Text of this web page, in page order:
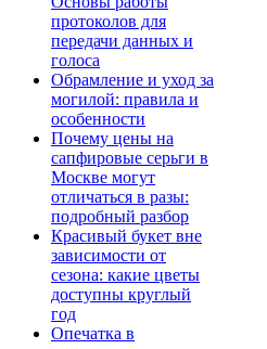
протоколов для
передачи данных и
голоса
Обрамление и уход за
могилой: правила и
особенности
Почему цены на
сапфировые серьги в
Москве могут
отличаться в разы:
подробный разбор
Красивый букет вне
зависимости от
сезона: какие цветы
доступны круглый
год
Опечатка в